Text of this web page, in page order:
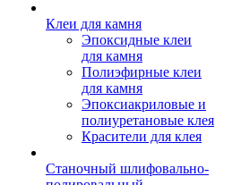
Клеи для камня
Эпоксидные клеи
для камня
Полиэфирные клеи
для камня
Эпоксиакриловые и
полиуретановые клея
Красители для клея
Станочный шлифовально-